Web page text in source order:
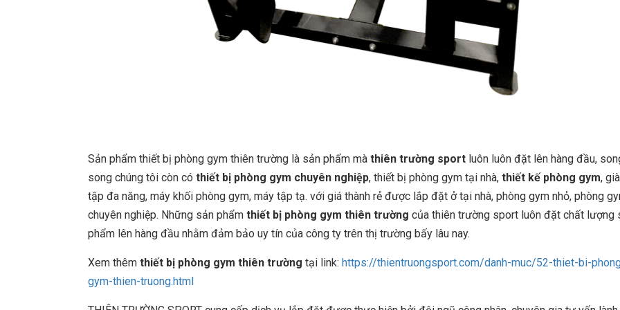
Sản phẩm thiết bị phòng gym thiên trường là sản phẩm mà thiên trường sport luôn luôn đặt lên hàng đầu,
song chúng tôi còn có thiết bị phòng gym chuyên nghiệp, thiết bị phòng gym tại nhà, thiết kế phòng gym,
tập đa năng, máy khối phòng gym, máy tập tạ. với giá thành rẻ được lắp đặt ở tại nhà, phòng gym nhỏ, phòng
chuyên nghiệp. Những sản phẩm thiết bị phòng gym thiên trường của thiên trường sport luôn đặt chất lượng
phẩm lên hàng đầu nhằm đảm bảo uy tín của công ty trên thị trường bấy lâu nay.
Xem thêm thiết bị phòng gym thiên trường tại link: https://thientruongsport.com/danh-muc/52-thiet-bi-
gym-thien-truong.html